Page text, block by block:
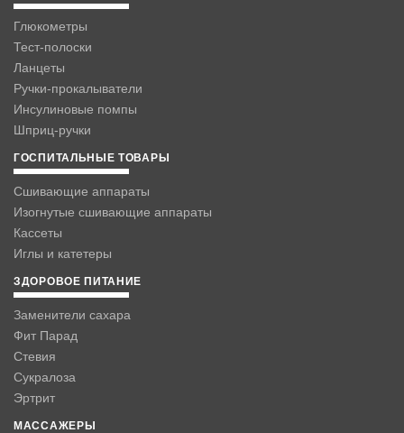
Глюкометры
Тест-полоски
Ланцеты
Ручки-прокалыватели
Инсулиновые помпы
Шприц-ручки
ГОСПИТАЛЬНЫЕ ТОВАРЫ
Сшивающие аппараты
Изогнутые сшивающие аппараты
Кассеты
Иглы и катетеры
ЗДОРОВОЕ ПИТАНИЕ
Заменители сахара
Фит Парад
Стевия
Сукралоза
Эртрит
МАССАЖЕРЫ